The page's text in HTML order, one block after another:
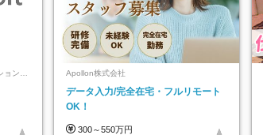
ンマ
Apollon株式会社
データ入力/完全在宅・フルリモート
OK！
300～550万円